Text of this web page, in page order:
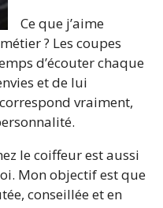
Ce que j’aime
? Les coupes
d’écouter chaque
et de lui
vraiment,
le coiffeur est aussi
Mon objectif est que
conseillée et en